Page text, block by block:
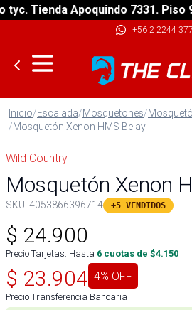
Tienda Apoquindo 7331. Piso 9.
+56 2 2244
Inicio/Escalada/Mosquetones/
/Mosquetón Xenon HMS Belay
Wild Country
Mosquetón Xenon
SKU: 4053866396714 +5 VENDIDOS
$ 24.900
Precio Tarjetas: Hasta 6 cuotas de $4.150
$ 23.904 4% OFF
Precio Transferencia Bancaria